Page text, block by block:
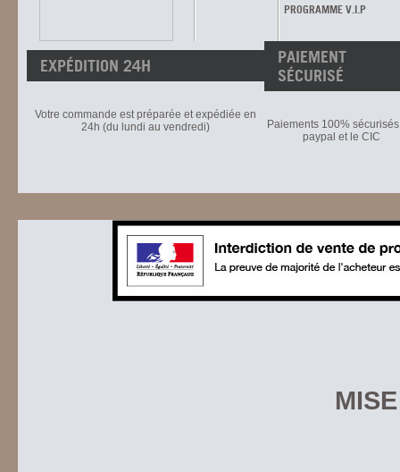
PROGRAMME V.I.P
EXPÉDITION 24H
Votre commande est préparée et expédiée en
24h (du lundi au vendredi)
PAIEMENT
SÉCURISÉ
Paiements 100%
paypal et le CIC